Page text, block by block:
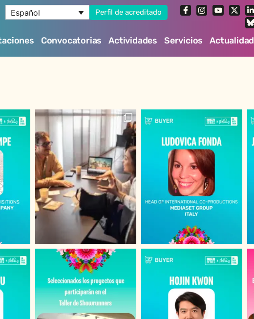
Español Perfil de acreditado
Convocatorias Actividades Servicios Actualidad